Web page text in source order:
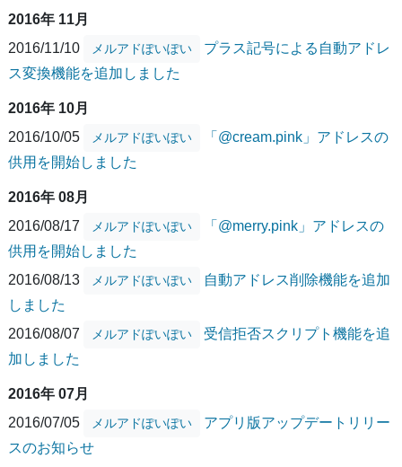
2016年 11月
2016/11/10
メルアドぽいぽい
プラス記号による自動アドレ
ス変換機能を追加しました
2016年 10月
2016/10/05
メルアドぽいぽい
「@cream.pink」アドレスの
供用を開始しました
2016年 08月
2016/08/17
メルアドぽいぽい
「@merry.pink」アドレスの
供用を開始しました
2016/08/13
メルアドぽいぽい
自動アドレス削除機能を追加
しました
2016/08/07
メルアドぽいぽい
受信拒否スクリプト機能を追
加しました
2016年 07月
2016/07/05
メルアドぽいぽい
アプリ版アップデートリリー
スのお知らせ